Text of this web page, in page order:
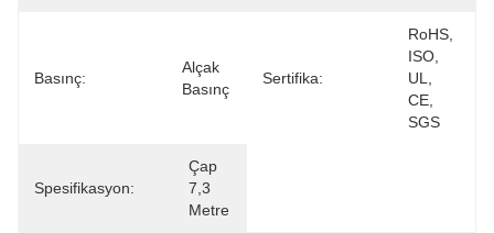
Basınç:
Alçak
Basınç
Sertifika:
RoHS,
ISO,
UL,
CE,
SGS
Spesifikasyon:
Çap
7,3
Metre